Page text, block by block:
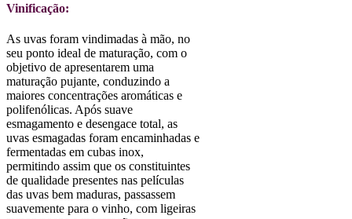
Vinificação:
As uvas foram vindimadas à mão, no
seu ponto ideal de maturação, com o
objetivo de apresentarem uma
maturação pujante, conduzindo a
maiores concentrações aromáticas e
polifenólicas. Após suave
esmagamento e desengace total, as
uvas esmagadas foram encaminhadas e
fermentadas em cubas inox,
permitindo assim que os constituintes
de qualidade presentes nas películas
das uvas bem maduras, passassem
suavemente para o vinho, com ligeiras